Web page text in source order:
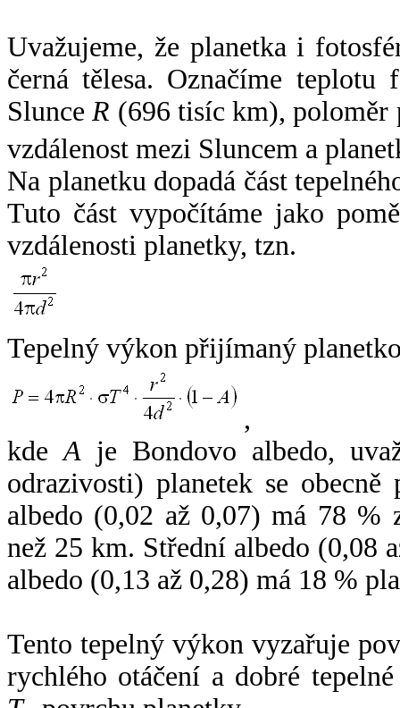
Uvažujeme, že planetka i
černá tělesa. Označíme
SlunceR (696 tisíc km),
vzdálenost mezi Sluncem a
Na planetku dopadá část
Tuto část vypočítáme jako
vzdálenosti planetky, tzn.
Tepelný výkon přijímaný
,
kdeA je Bondovo albedo,
odrazivosti) planetek se
albedo (0,02 až 0,07) má 78 %
než 25 km. Střední albedo (0,08
albedo (0,13 až 0,28) má 18 %
Tento tepelný výkon vyzařuje
rychlého otáčení a dobré